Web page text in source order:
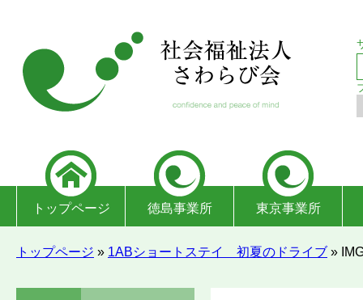
トップページ 徳島事業所 東京事業所
トップページ » 1ABショートステイ 初夏のドライブ »